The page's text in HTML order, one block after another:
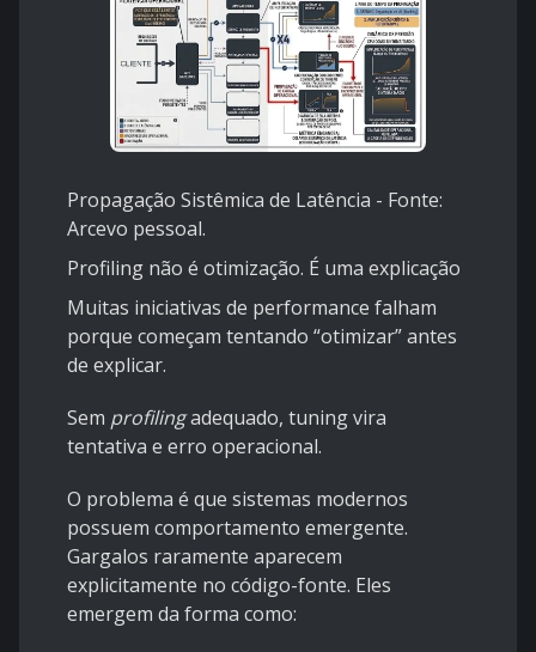
Propagação Sistêmica de Latência - Fonte:
Arcevo pessoal.
Profiling não é otimização. É uma explicação
Muitas iniciativas de performance falham
porque começam tentando “otimizar” antes
de explicar.
Sem profilingadequado, tuning vira
tentativa e erro operacional.
O problema é que sistemas modernos
possuem comportamento emergente.
Gargalos raramente aparecem
explicitamente no código-fonte. Eles
emergem da forma como: